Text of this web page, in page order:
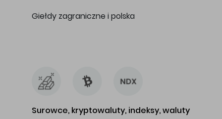
Giełdy zagraniczne i polska
Surowce, kryptowaluty, indeksy, waluty